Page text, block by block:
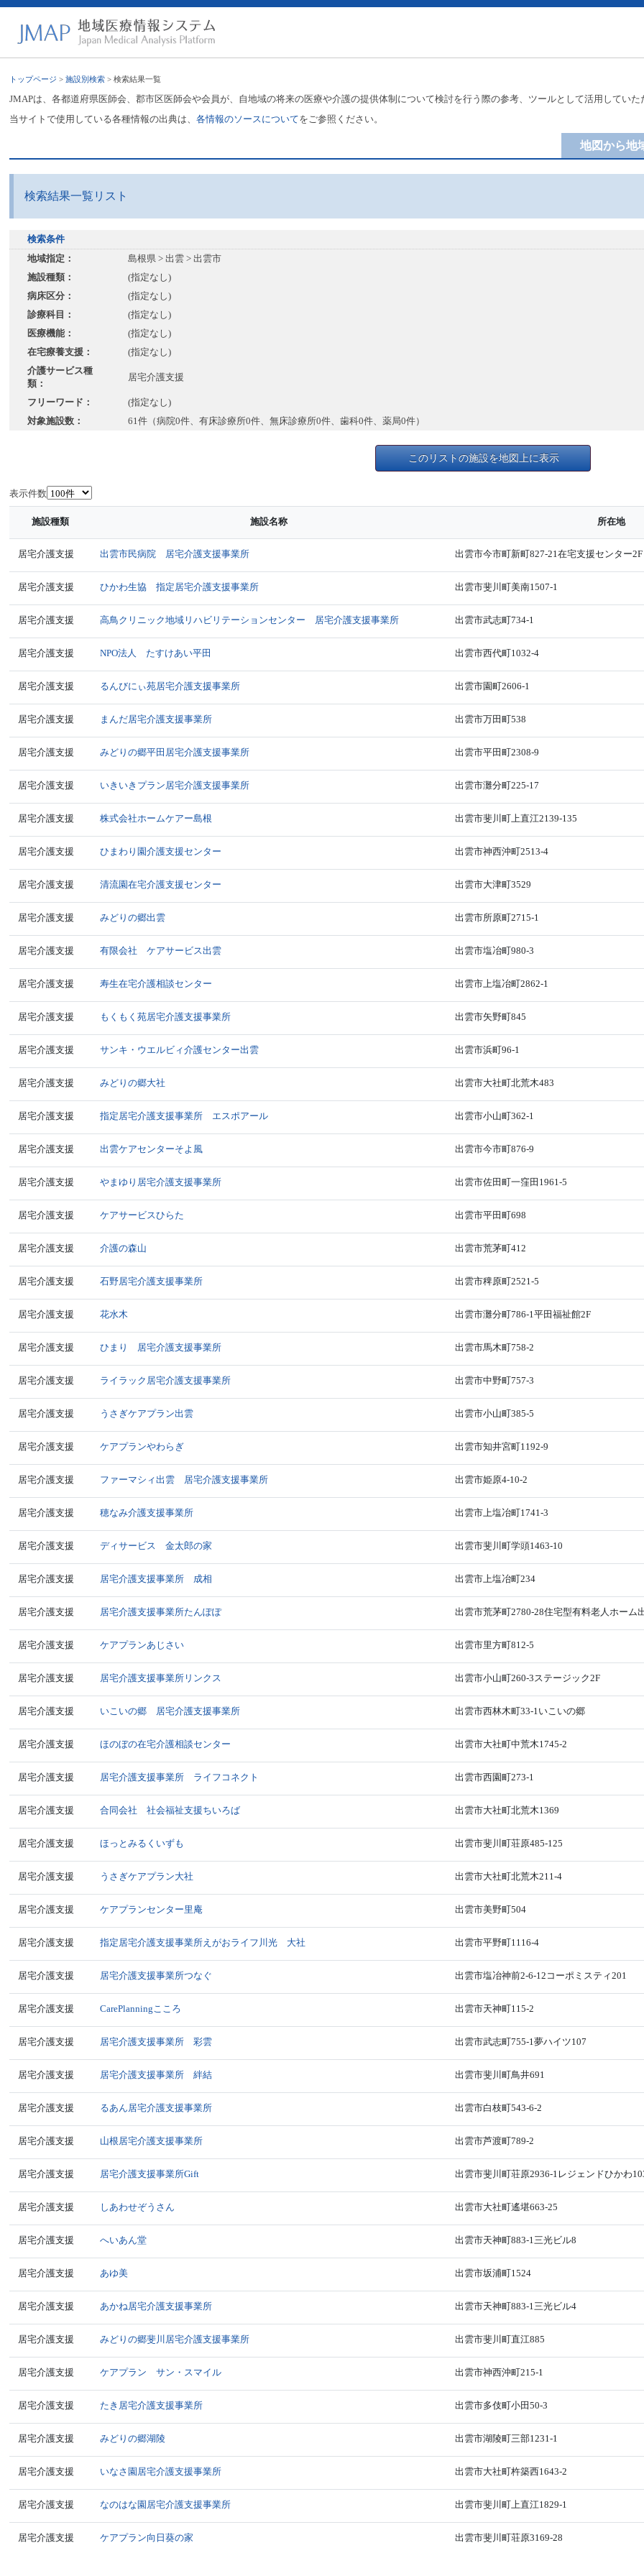
トップページ >施設別検索 > 検索結果一覧
JMAPは、各都道府県医師会、郡市区医師会や会員が、自地域の将来の医療や介護の提供体制について検討を行う際の参考、ツールとして活用していた
当サイトで使用している各種情報の出典は、各情報のソースについてをご参照ください。
地図から地
検索結果一覧リスト
検索条件
地域指定：
島根県 > 出雲 > 出雲市
施設種類：
(指定なし)
病床区分：
(指定なし)
診療科目：
(指定なし)
医療機能：
(指定なし)
在宅療養支援：
(指定なし)
介護サービス種
類：
居宅介護支援
フリーワード：
(指定なし)
対象施設数：
61件（病院0件、有床診療所0件、無床診療所0件、歯科0件、薬局0件）
このリストの施設を地図上に表示
表示件数
施設種類 施設名称 所在地
居宅介護支援 出雲市民病院 居宅介護支援事業所 出雲市今市町新町827-21在宅支援センター2F
居宅介護支援 ひかわ生協 指定居宅介護支援事業所 出雲市斐川町美南1507-1
居宅介護支援 高鳥クリニック地域リハビリテーションセンター 居宅介護支援事業所 出雲市武志町734-1
居宅介護支援 NPO法人 たすけあい平田 出雲市西代町1032-4
居宅介護支援 るんびにぃ苑居宅介護支援事業所 出雲市園町2606-1
居宅介護支援 まんだ居宅介護支援事業所 出雲市万田町538
居宅介護支援 みどりの郷平田居宅介護支援事業所 出雲市平田町2308-9
居宅介護支援 いきいきプラン居宅介護支援事業所 出雲市灘分町225-17
居宅介護支援 株式会社ホームケアー島根 出雲市斐川町上直江2139-135
居宅介護支援 ひまわり園介護支援センター 出雲市神西沖町2513-4
居宅介護支援 清流園在宅介護支援センター 出雲市大津町3529
居宅介護支援 みどりの郷出雲 出雲市所原町2715-1
居宅介護支援 有限会社 ケアサービス出雲 出雲市塩冶町980-3
居宅介護支援 寿生在宅介護相談センター 出雲市上塩冶町2862-1
居宅介護支援 もくもく苑居宅介護支援事業所 出雲市矢野町845
居宅介護支援 サンキ・ウエルビィ介護センター出雲 出雲市浜町96-1
居宅介護支援 みどりの郷大社 出雲市大社町北荒木483
居宅介護支援 指定居宅介護支援事業所 エスポアール 出雲市小山町362-1
居宅介護支援 出雲ケアセンターそよ風 出雲市今市町876-9
居宅介護支援 やまゆり居宅介護支援事業所 出雲市佐田町一窪田1961-5
居宅介護支援 ケアサービスひらた 出雲市平田町698
居宅介護支援 介護の森山 出雲市荒茅町412
居宅介護支援 石野居宅介護支援事業所 出雲市稗原町2521-5
居宅介護支援 花水木 出雲市灘分町786-1平田福祉館2F
居宅介護支援 ひまり 居宅介護支援事業所 出雲市馬木町758-2
居宅介護支援 ライラック居宅介護支援事業所 出雲市中野町757-3
居宅介護支援 うさぎケアプラン出雲 出雲市小山町385-5
居宅介護支援 ケアプランやわらぎ 出雲市知井宮町1192-9
居宅介護支援 ファーマシィ出雲 居宅介護支援事業所 出雲市姫原4-10-2
居宅介護支援 穂なみ介護支援事業所 出雲市上塩冶町1741-3
居宅介護支援 ディサービス 金太郎の家 出雲市斐川町学頭1463-10
居宅介護支援 居宅介護支援事業所 成相 出雲市上塩冶町234
居宅介護支援 居宅介護支援事業所たんぽぽ 出雲市荒茅町2780-28住宅型有料老人ホーム
居宅介護支援 ケアプランあじさい 出雲市里方町812-5
居宅介護支援 居宅介護支援事業所リンクス 出雲市小山町260-3ステージック2F
居宅介護支援 いこいの郷 居宅介護支援事業所 出雲市西林木町33-1いこいの郷
居宅介護支援 ほのぼの在宅介護相談センター 出雲市大社町中荒木1745-2
居宅介護支援 居宅介護支援事業所 ライフコネクト 出雲市西園町273-1
居宅介護支援 合同会社 社会福祉支援ちいろば 出雲市大社町北荒木1369
居宅介護支援 ほっとみるくいずも 出雲市斐川町荘原485-125
居宅介護支援 うさぎケアプラン大社 出雲市大社町北荒木211-4
居宅介護支援 ケアプランセンター里庵 出雲市美野町504
居宅介護支援 指定居宅介護支援事業所えがおライフ川光 大社 出雲市平野町1116-4
居宅介護支援 居宅介護支援事業所つなぐ 出雲市塩冶神前2-6-12コーポミスティ201
居宅介護支援 CarePlanningこころ 出雲市天神町115-2
居宅介護支援 居宅介護支援事業所 彩雲 出雲市武志町755-1夢ハイツ107
居宅介護支援 居宅介護支援事業所 絆結 出雲市斐川町鳥井691
居宅介護支援 るあん居宅介護支援事業所 出雲市白枝町543-6-2
居宅介護支援 山根居宅介護支援事業所 出雲市芦渡町789-2
居宅介護支援 居宅介護支援事業所Gift 出雲市斐川町荘原2936-1レジェンドひかわ
居宅介護支援 しあわせぞうさん 出雲市大社町遙堪663-25
居宅介護支援 へいあん堂 出雲市天神町883-1三光ビル8
居宅介護支援 あゆ美 出雲市坂浦町1524
居宅介護支援 あかね居宅介護支援事業所 出雲市天神町883-1三光ビル4
居宅介護支援 みどりの郷斐川居宅介護支援事業所 出雲市斐川町直江885
居宅介護支援 ケアプラン サン・スマイル 出雲市神西沖町215-1
居宅介護支援 たき居宅介護支援事業所 出雲市多伎町小田50-3
居宅介護支援 みどりの郷湖陵 出雲市湖陵町三部1231-1
居宅介護支援 いなさ園居宅介護支援事業所 出雲市大社町杵築西1643-2
居宅介護支援 なのはな園居宅介護支援事業所 出雲市斐川町上直江1829-1
居宅介護支援 ケアプラン向日葵の家 出雲市斐川町荘原3169-28